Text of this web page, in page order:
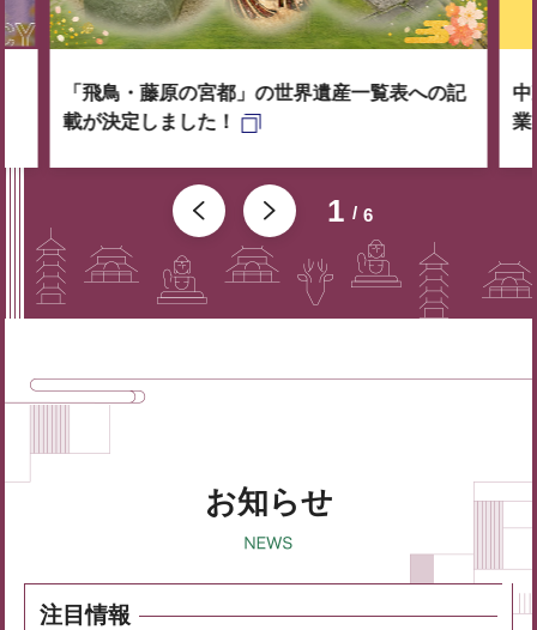
1 6
「飛鳥・藤原の宮都」の世界遺産一覧表への記
載が決定しました！
中
業
お知らせ
注目情報